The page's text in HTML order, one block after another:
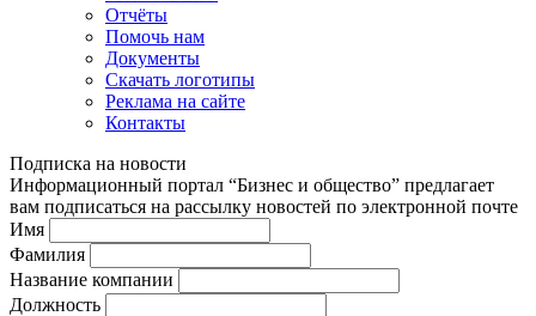
Отчёты
Помочь нам
Документы
Скачать логотипы
Реклама на сайте
Контакты
Подписка на новости
Информационный портал “Бизнес и общество” предлагает
вам подписаться на рассылку новостей по электронной почте
Имя
Фамилия
Название компании
Должность